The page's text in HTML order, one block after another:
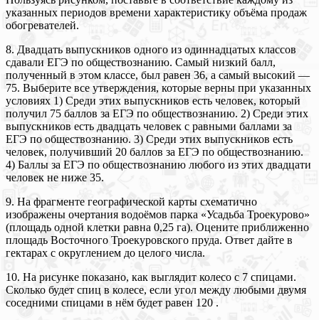
указанных периодов времени характеристику объёма продаж
обогревателей.
8. Двадцать выпускников одного из одиннадцатых классов
сдавали ЕГЭ по обществознанию. Самый низкий балл,
полученный в этом классе, был равен 36, а самый высокий —
75. Выберите все утверждения, которые верны при указанных
условиях 1) Среди этих выпускников есть человек, который
получил 75 баллов за ЕГЭ по обществознанию. 2) Среди этих
выпускников есть двадцать человек с равными баллами за
ЕГЭ по обществознанию. 3) Среди этих выпускников есть
человек, получивший 20 баллов за ЕГЭ по обществознанию.
4) Баллы за ЕГЭ по обществознанию любого из этих двадцати
человек не ниже 35.
9. На фрагменте географической карты схематично
изображены очертания водоёмов парка «Усадьба Троекурово»
(площадь одной клетки равна 0,25 га). Оцените приближенно
площадь Восточного Троекуровского пруда. Ответ дайте в
гектарах с округлением до целого числа.
10. На рисунке показано, как выглядит колесо с 7 спицами.
Сколько будет спиц в колесе, если угол между любыми двумя
соседними спицами в нём будет равен 120 .